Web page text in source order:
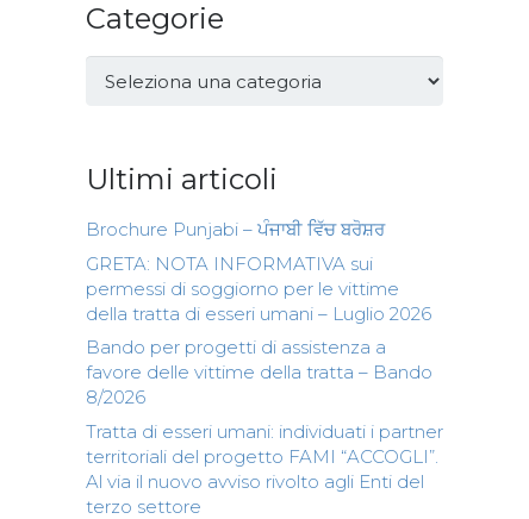
Categorie
Categorie
Ultimi articoli
Brochure Punjabi – ਪੰਜਾਬੀ ਵਿੱਚ ਬਰੋਸ਼ਰ
GRETA: NOTA INFORMATIVA sui
permessi di soggiorno per le vittime
della tratta di esseri umani – Luglio 2026
Bando per progetti di assistenza a
favore delle vittime della tratta – Bando
8/2026
Tratta di esseri umani: individuati i partner
territoriali del progetto FAMI “ACCOGLI”.
Al via il nuovo avviso rivolto agli Enti del
terzo settore